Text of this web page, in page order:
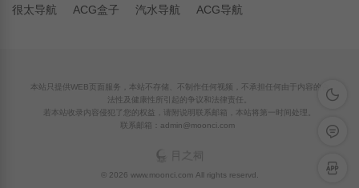
很太导航 ACG盒子 汽水导航 ACG导航
深色模
留言反
APP下
本站只提供WEB页面服务，本站不存储、不制作任何视频，不承担任何由于内容的合
法性及健康性所引起的争议和法律责任。
若本站收录内容侵犯了您的权益，请附说明联系邮箱，本站将第一时间处理。
联系邮箱：admin@moonci.com
© 2026 www.moonci.com All rights reservd.